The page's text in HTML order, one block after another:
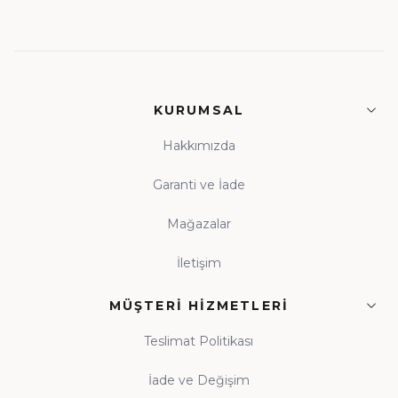
KURUMSAL
Hakkımızda
Garanti ve İade
Mağazalar
İletişim
MÜŞTERI HIZMETLERI
Teslimat Politikası
İade ve Değişim